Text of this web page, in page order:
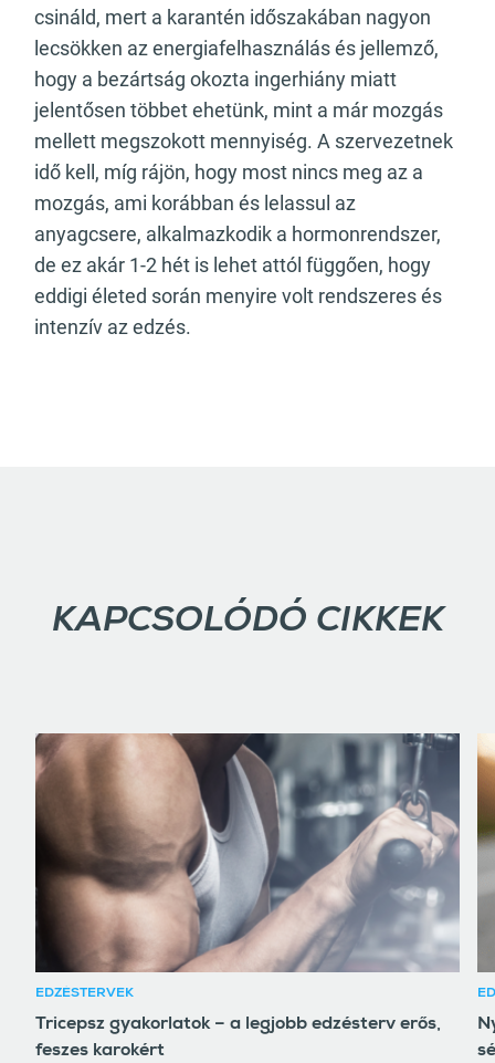
csináld, mert a karantén időszakában nagyon
lecsökken az energiafelhasználás és jellemző,
hogy a bezártság okozta ingerhiány miatt
jelentősen többet ehetünk, mint a már mozgás
mellett megszokott mennyiség. A szervezetnek
idő kell, míg rájön, hogy most nincs meg az a
mozgás, ami korábban és lelassul az
anyagcsere, alkalmazkodik a hormonrendszer,
de ez akár 1-2 hét is lehet attól függően, hogy
eddigi életed során menyire volt rendszeres és
intenzív az edzés.
KAPCSOLÓDÓ CIKKEK
EDZÉSTERVEK
Tricepsz gyakorlatok – a legjobb edzésterv erős,
feszes karokért